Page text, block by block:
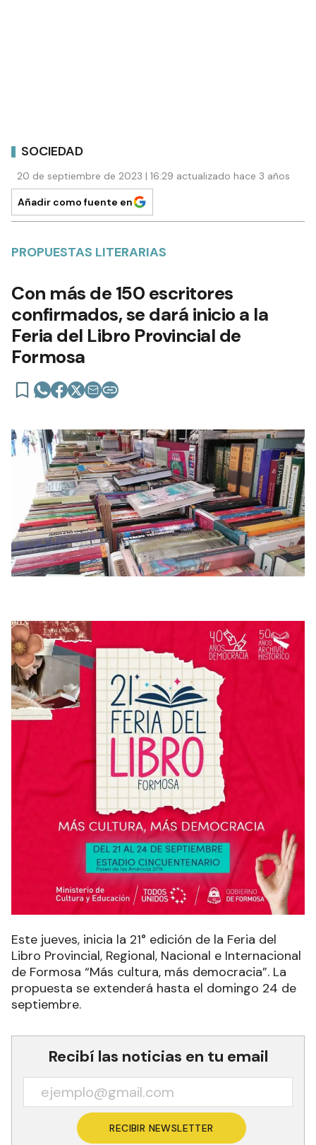
SOCIEDAD
20 de septiembre de 2023 | 16:29 actualizado hace 3 años
Añadir como fuente en
PROPUESTAS LITERARIAS
Con más de 150 escritores
confirmados, se dará inicio a la
Feria del Libro Provincial de
Formosa
Este jueves, inicia la 21° edición de la Feria del
Libro Provincial, Regional, Nacional e Internacional
de Formosa “Más cultura, más democracia”. La
propuesta se extenderá hasta el domingo 24 de
septiembre.
Recibí las noticias en tu email
RECIBIR NEWSLETTER